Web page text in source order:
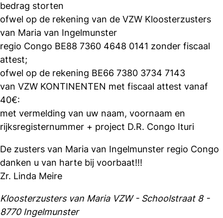
bedrag storten
ofwel op de rekening van de VZW Kloosterzusters
van Maria van Ingelmunster
regio Congo BE88 7360 4648 0141 zonder fiscaal
attest;
ofwel op de rekening BE66 7380 3734 7143
van VZW KONTINENTEN met fiscaal attest vanaf
40€:
met vermelding van uw naam, voornaam en
rijksregisternummer + project D.R. Congo Ituri
De zusters van Maria van Ingelmunster regio Congo
danken u van harte bij voorbaat!!!
Zr. Linda Meire
Kloosterzusters van Maria VZW - Schoolstraat 8 -
8770 Ingelmunster